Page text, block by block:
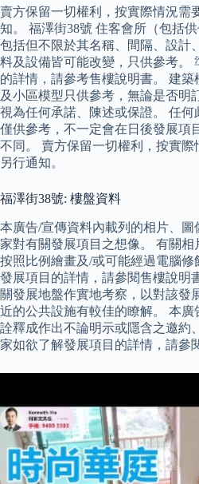
賣方保留一切權利，按實際情況需
知。 福澤街38號 住客會所（包括
包括但不限於其名稱、間隔、設計
料及設備皆可能改變，只供參考。
的詳情，請參考售樓說明書。 建
及小區模型只供參考，無論是否明
視為任何承諾、陳述或保證。 任
僅供參考，不一定會在日後發展項
不同。 賣方保留一切權利，按實
另行通知。
福澤街38號: 樓盤資料
本廣告/宣傳資料內載列的相片、
家對有關發展項目之想像。 有關
按照比例繪畫及/或可能經過電腦
發展項目的詳情，請參閱售樓說明
關發展地盤作實地考察，以對該發
近的公共設施有較佳的瞭解。 本
詮釋成作出不論明示或隱含之邀約
家如欲了解發展項目的詳情，請參